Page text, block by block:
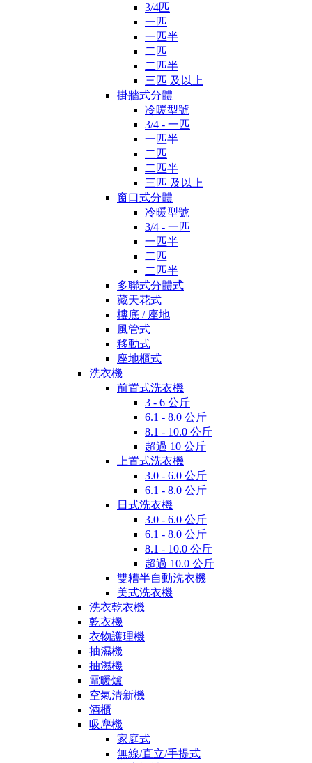
3/4匹
一匹
一匹半
二匹
二匹半
三匹 及以上
掛牆式分體
冷暖型號
3/4 - 一匹
一匹半
二匹
二匹半
三匹 及以上
窗口式分體
冷暖型號
3/4 - 一匹
一匹半
二匹
二匹半
多聯式分體式
藏天花式
樓底 / 座地
風管式
移動式
座地櫃式
洗衣機
前置式洗衣機
3 - 6 公斤
6.1 - 8.0 公斤
8.1 - 10.0 公斤
超過 10 公斤
上置式洗衣機
3.0 - 6.0 公斤
6.1 - 8.0 公斤
日式洗衣機
3.0 - 6.0 公斤
6.1 - 8.0 公斤
8.1 - 10.0 公斤
超過 10.0 公斤
雙糟半自動洗衣機
美式洗衣機
洗衣乾衣機
乾衣機
衣物護理機
抽濕機
抽濕機
電暖爐
空氣清新機
酒櫃
吸塵機
家庭式
無線/直立/手提式